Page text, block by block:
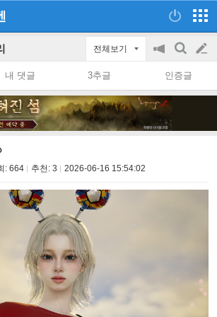
전체보기
공
on/off
검
색
글
쓰
내 댓글 3추글 인증글
: 664 추천: 3 2026-06-16 15:54:02